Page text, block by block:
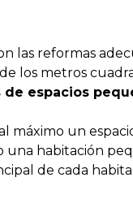
las reformas
los metros
de espacios
un
habitación
de cada